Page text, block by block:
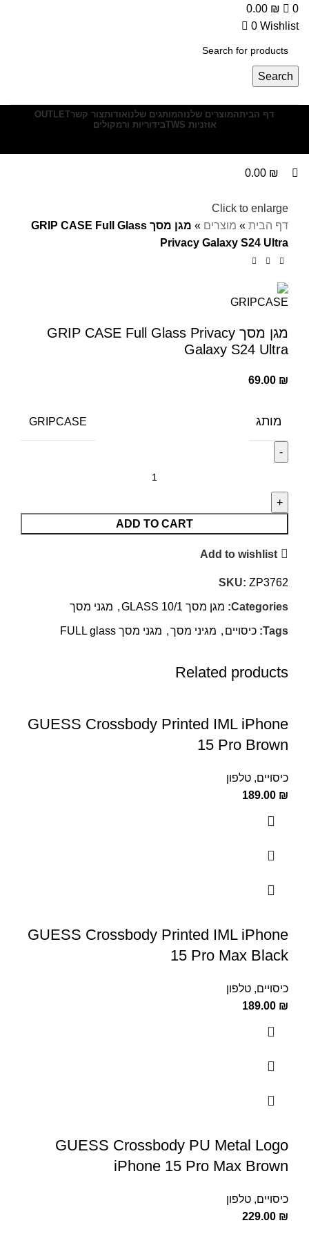
0
0.00 ₪
0 Wishlist
Search
דף הביתהמוצרים שלנוהמותגים שלנואודותצור קשרOUTLET
אוזניות TWS
בידוריות ורמקולים
0.00 ₪
Click to enlarge
דף הבית » מוצרים »
מגן מסך GRIP CASE Full Glass
Privacy Galaxy S24 Ultra
מגן מסך GRIP CASE Full Glass Privacy
Galaxy S24 Ultra
69.00 ₪
מותג GRIPCASE
ADD TO CART
Add to wishlist
SKU: ZP3762
Categories: מגן מסך GLASS 10/1 , מגני מסך
Tags: כיסויים , מגיני מסך, מגני מסך FULL glass
Related products
GUESS Crossbody Printed IML iPhone
15 Pro Brown
כיסויים, טלפון
189.00 ₪
GUESS Crossbody Printed IML iPhone
15 Pro Max Black
כיסויים, טלפון
189.00 ₪
GUESS Crossbody PU Metal Logo
iPhone 15 Pro Max Brown
כיסויים, טלפון
229.00 ₪